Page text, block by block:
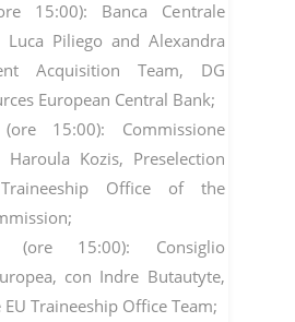
15:00): Banca Centrale
Luca Piliego and Alexandra
Acquisition Team, DG
European Central Bank;
15:00): Commissione
Haroula Kozis, Preselection
Office of the
(ore 15:00): Consiglio
con Indre Butautyte,
Traineeship Office Team;